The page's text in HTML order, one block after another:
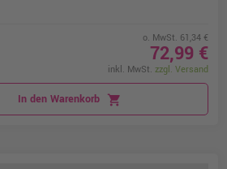
o. MwSt. 61,34 €
72,99 €
inkl. MwSt. zzgl. Versand
In den Warenkorb shopping_cart